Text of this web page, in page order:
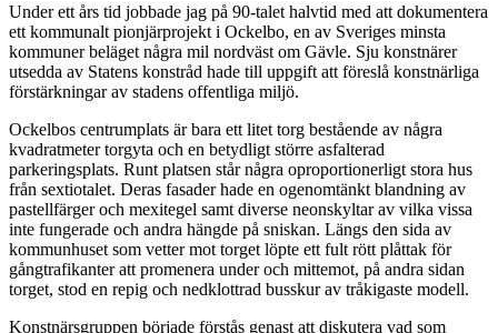
Under ett års tid jobbade jag på 90-talet halvtid med att dokumentera
ett kommunalt pionjärprojekt i Ockelbo, en av Sveriges minsta
kommuner beläget några mil nordväst om Gävle. Sju konstnärer
utsedda av Statens konstråd hade till uppgift att föreslå konstnärliga
förstärkningar av stadens offentliga miljö.
Ockelbos centrumplats är bara ett litet torg bestående av några
kvadratmeter torgyta och en betydligt större asfalterad
parkeringsplats. Runt platsen står några oproportionerligt stora hus
från sextiotalet. Deras fasader hade en ogenomtänkt blandning av
pastellfärger och mexitegel samt diverse neonskyltar av vilka vissa
inte fungerade och andra hängde på sniskan. Längs den sida av
kommunhuset som vetter mot torget löpte ett fult rött plåttak för
gångtrafikanter att promenera under och mittemot, på andra sidan
torget, stod en repig och nedklottrad busskur av tråkigaste modell.
Konstnärsgruppen började förstås genast att diskutera vad som